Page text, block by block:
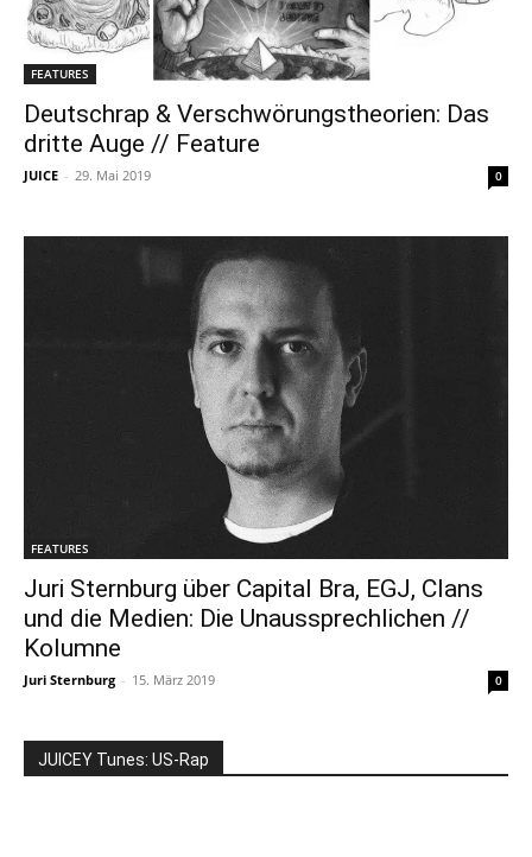
FEATURES
Deutschrap & Verschwörungstheorien: Das
dritte Auge // Feature
JUICE - 29. Mai 2019 0
FEATURES
Juri Sternburg über Capital Bra, EGJ, Clans
und die Medien: Die Unaussprechlichen //
Kolumne
Juri Sternburg - 15. März 2019 0
JUICEY Tunes: US-Rap